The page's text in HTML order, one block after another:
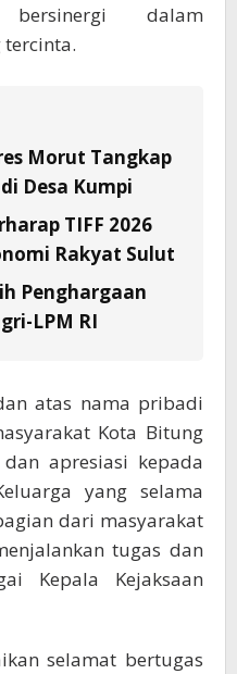
dalam
Morut Tangkap
Desa Kumpi
TIFF 2026
Rakyat Sulut
Penghargaan
LPM RI
atas nama pribadi
Kota Bitung
apresiasi kepada
yang selama
dari masyarakat
tugas dan
Kepala Kejaksaan
selamat bertugas